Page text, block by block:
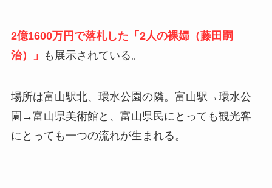
2億1600万円で落札した「2人の裸婦（藤田嗣
治）」
も展示されている。
場所は富山駅北、環水公園の隣。富山駅→環水公
園→富山県美術館と、富山県民にとっても観光客
にとっても一つの流れが生まれる。